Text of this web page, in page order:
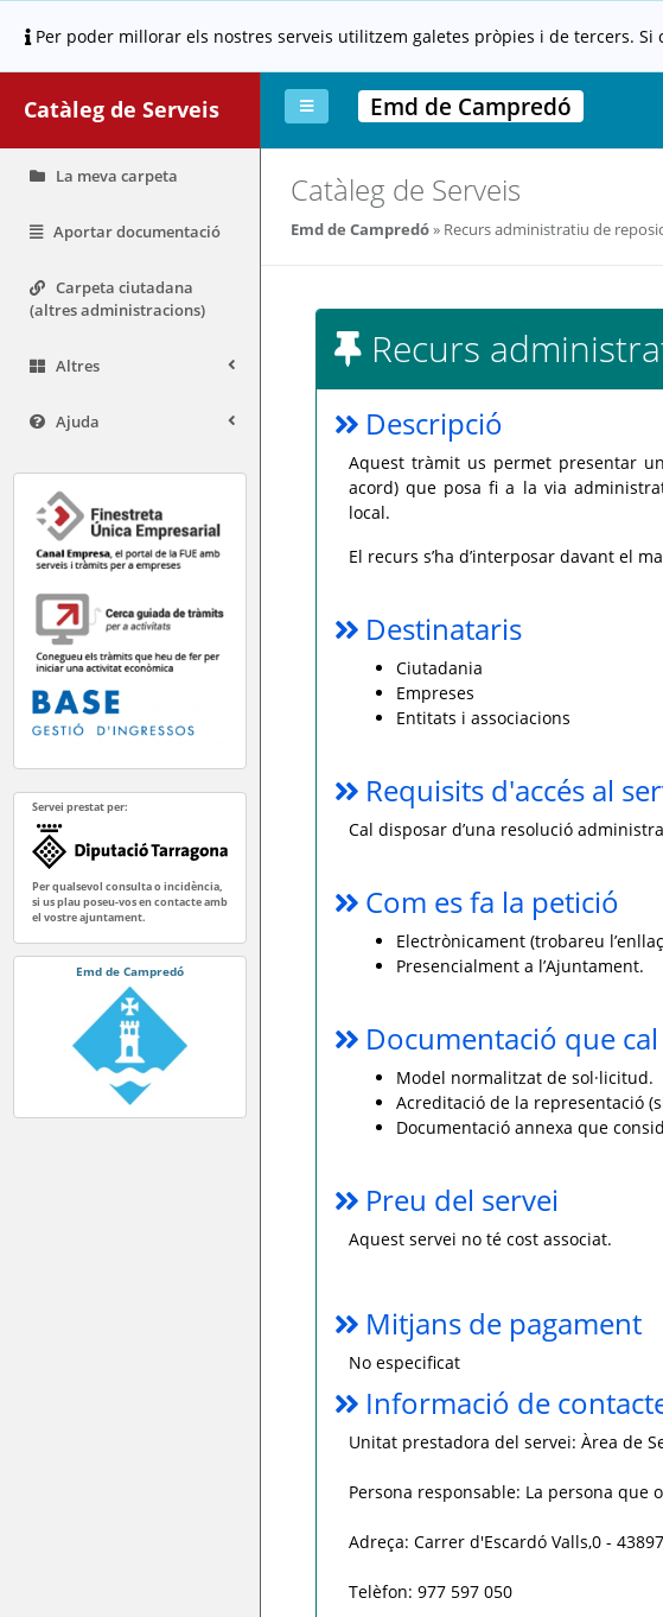
Per poder millorar els nostres serveis utilitzem galetes pròpies i de tercers.
Catàleg de Serveis
La meva carpeta
Aportar documentació
Carpeta ciutadana
(altres administracions)
Altres
Ajuda
Servei prestat per:
Per qualsevol consulta o incidència,
si us plau poseu-vos en contacte amb
el vostre ajuntament.
Emd de Campredó
Emd de Campredó
Catàleg de Serveis
Emd de Campredó Recurs administratiu de
Recurs
Descripció
Aquest tràmit us permet presentar
acord) que posa fi a la via
local.
El recurs s’ha d’interposar davant el
Destinataris
Ciutadania
Empreses
Entitats i associacions
Requisits d'accés al
Cal disposar d’una resolució
Com es fa la petició
Electrònicament (trobareu
Presencialment a l’Ajuntament.
Documentació que
Model normalitzat de sol·licitud.
Acreditació de la representació
Documentació annexa que
Preu del servei
Aquest servei no té cost associat.
Mitjans de pagament
No especificat
Informació de
Unitat prestadora del servei: Àrea de
Persona responsable: La persona que
Adreça: Carrer d'Escardó Valls,0 -
Telèfon: 977 597 050